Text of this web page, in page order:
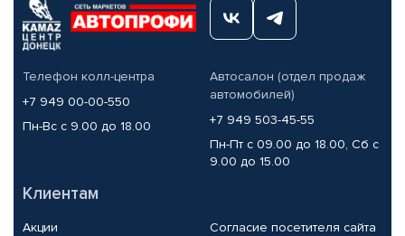
Телефон колл-центра
+7 949 00-00-550
Пн-Вс с 9.00 до 18.00
Автосалон (отдел продаж
автомобилей)
+7 949 503-45-55
Пн-Пт с 09.00 до 18.00, Сб с
9.00 до 15.00
Клиентам
Акции
Согласие посетителя сайта